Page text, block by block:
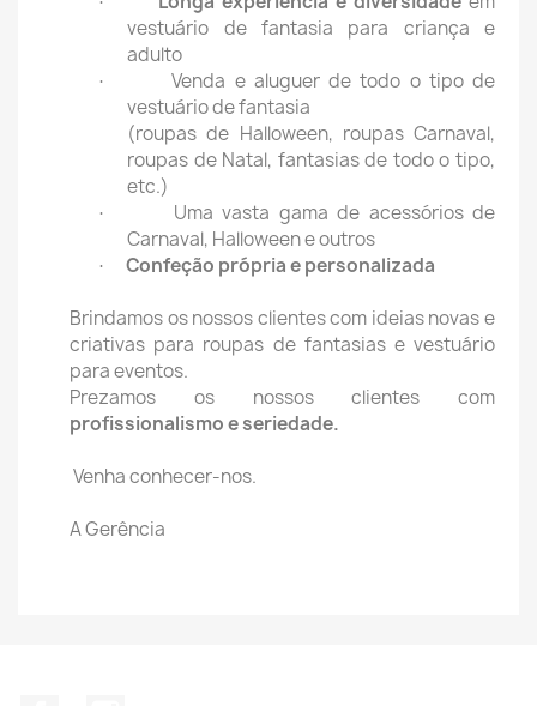
vestuário de fantasia para criança e
adulto
·
Venda e aluguer de todo o tipo de
vestuário de fantasia
(roupas de Halloween, roupas Carnaval,
roupas de Natal, fantasias de todo o tipo,
etc.)
·
Uma vasta gama de acessórios de
Carnaval, Halloween e outros
· Confeção própria e personalizada
Brindamos os nossos clientes com ideias novas e
criativas para roupas de fantasias e vestuário
para eventos.
Prezamos os nossos clientes com
profissionalismo e seriedade.
Venha conhecer-nos.
A Gerência